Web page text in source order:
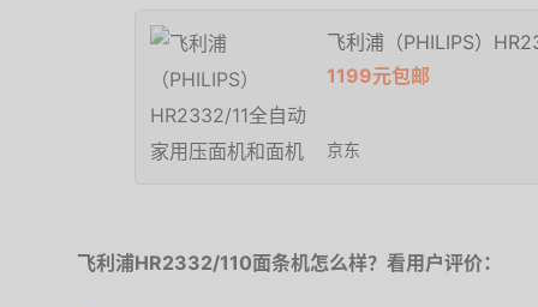
飞利浦（PHILIPS）
1199元包邮
京东
飞利浦HR2332/110面条机怎么样？看用户评价：